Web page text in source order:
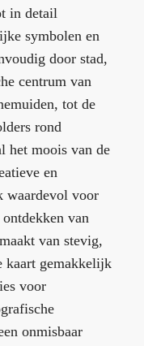
in detail
symbolen en
door stad,
centrum van
tot de
rond
het moois van de
en
waardevol voor
van
van stevig,
kaart gemakkelijk
voor
onmisbaar